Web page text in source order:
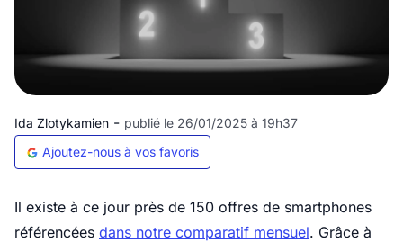
Ida Zlotykamien - publié le 26/01/2025 à 19h37
Ajoutez-nous à vos favoris
Il existe à ce jour près de 150 offres de smartphones
référencées dans notre comparatif mensuel. Grâce à